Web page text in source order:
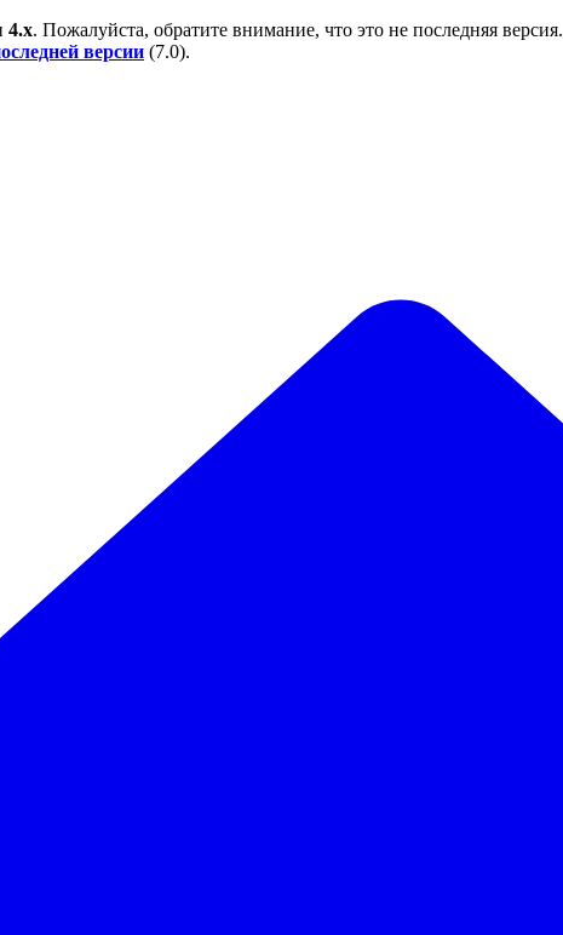
4.x. Пожалуйста, обратите внимание, что это не последняя версия.
версии (7.0).